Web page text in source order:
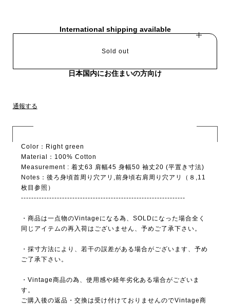
International shipping available
Sold out
日本国内にお住まいの方向け
通報する
Color：Right green
Material：100% Cotton
Measurement : 着丈63 肩幅45 身幅50 袖丈20 (平置き寸法)
Notes：後ろ身頃首周り穴アリ,前身頃右肩周り穴アリ（８,11
枚目参照）
----------------------------------------------------------------
・商品は一点物のVintageになる為、SOLDになった場合全く
同じアイテムの再入荷はございません、予めご了承下さい。
・採寸方法により、若干の誤差がある場合がございます、予め
ご了承下さい。
・Vintage商品の為、使用感や経年劣化ある場合がございま
す。
ご購入後の返品・交換は受け付けておりませんのでVintage商